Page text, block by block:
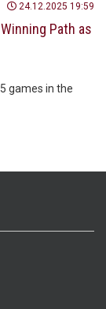
24.12.2025 19:59
Path as
games in the